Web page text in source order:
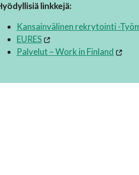
linkkejä:
Kansainvälinen rekrytointi -
EURES
Palvelut – Work in Finland